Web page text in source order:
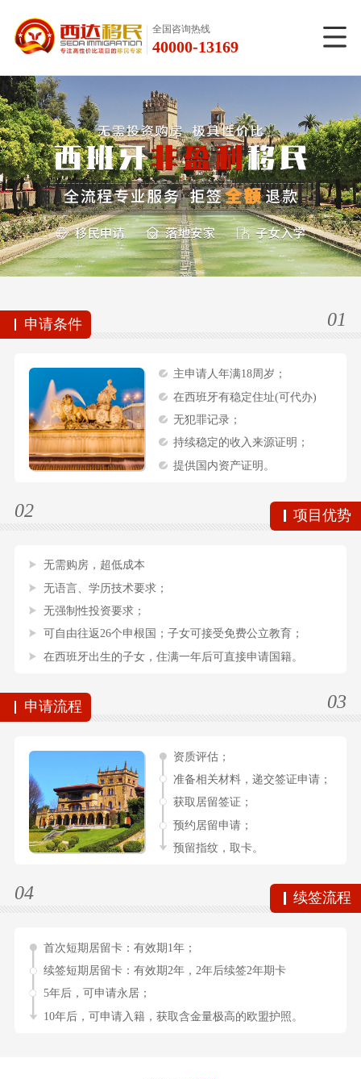
全国咨询热线
40000-13169
申请条件 01
主申请人年满18周岁；
在西班牙有稳定住址(可代办)
无犯罪记录；
持续稳定的收入来源证明；
提供国内资产证明。
项目优势
02
无需购房，超低成本
无语言、学历技术要求；
无强制性投资要求；
可自由往返26个申根国；子女可接受免费公立教育；
在西班牙出生的子女，住满一年后可直接申请国籍。
申请流程 03
资质评估；
准备相关材料，递交签证申请；
获取居留签证；
预约居留申请；
预留指纹，取卡。
续签流程
04
首次短期居留卡：有效期1年；
续签短期居留卡：有效期2年，2年后续签2年期卡
5年后，可申请永居；
10年后，可申请入籍，获取含金量极高的欧盟护照。